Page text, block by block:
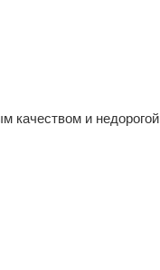
качеством и недорогой